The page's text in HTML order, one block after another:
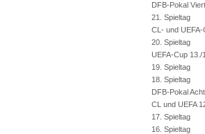
DFB-Pokal
21. Spieltag
CL- und
20. Spieltag
UEFA-Cup 13./
19. Spieltag
18. Spieltag
DFB-Pokal
CL und UEFA
17. Spieltag
16. Spieltag